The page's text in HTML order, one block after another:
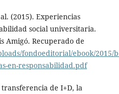
(2015). Experiencias
social universitaria.
Amigó. Recuperado de
fondoeditorial/ebook/2015/
en-responsabilidad.pdf
de I+D, la